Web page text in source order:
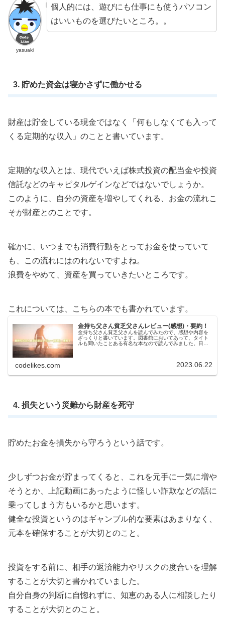
yasuaki
個人的には、遊びにも仕事にも使うパソコン
はいいものを選びたいところ。。
3. 貯めた資金は寝かさずに働かせる
財産は貯金している現金ではなく「 何もしなくても入って
くる定期的な収入 」のことと書いています。
定期的な収入とは、現代でいえば株式投資の配当金や投資
信託などのキャピタルゲインなどではないでしょうか。
このように、自分の資産を増やしてくれる、お金の流れこ
そが財産とのことです。
確かに、いつまでも消費行動をとってお金を使っていて
も、この流れにはのれないですよね。
浪費をやめて、資産を買っていきたいところです。
これについては、こちらの本でも書かれています。
金持ち父さん貧乏父さんレビュー(感想)・要約！
金持ち父さん貧乏父さんを読んでみたので、感想や内容を
ざっくりと書いています。図書館においてあって、タイト
ルも聞いたことある有名な本なので読んでみました。日本
codelikes.com 2023.06.22
4. 損失という災難から財産を死守
貯めたお金を損失から守ろうという話です。
少しずつお金が貯まってくると、これを元手に一気に増や
そうとか、上記動画にあったように怪しい詐欺などの話に
乗ってしまう方もいるかと思います。
健全な投資というのはギャンブル的な要素はあまりなく、
元本を確保することが大切とのこと。
投資をする前に、相手の返済能力やリスクの度合いを理解
することが大切と書かれていました。
自分自身の判断に自惚れずに、知恵のある人に相談したり
することが大切とのこと。